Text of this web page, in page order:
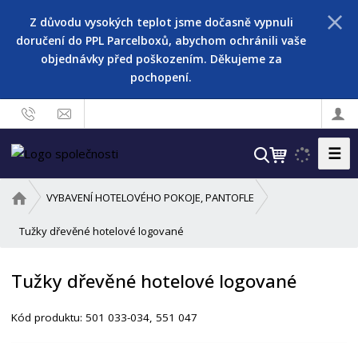
Z důvodu vysokých teplot jsme dočasně vypnuli
doručení do PPL Parcelboxů, abychom ochránili vaše
objednávky před poškozením. Děkujeme za
pochopení.
V
t
☰
v
o
í
t
VYBAVENÍ HOTELOVÉHO POKOJE, PANTOFLE
Tužky dřevěné hotelové logované
Tužky dřevěné hotelové logované
Kód produktu: 501 033-034, 551 047